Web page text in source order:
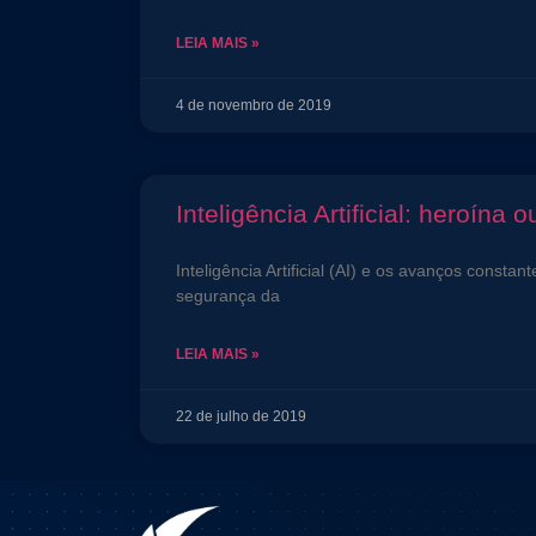
LEIA MAIS »
4 de novembro de 2019
Inteligência Artificial: heroína
Inteligência Artificial (AI) e os avanços
segurança da
LEIA MAIS »
22 de julho de 2019